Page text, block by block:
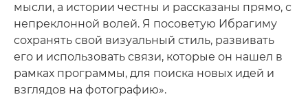
мысли, а истории честны и рассказаны прямо, с
непреклонной волей. Я посоветую Ибрагиму
сохранять свой визуальный стиль, развивать
его и использовать связи, которые он нашел в
рамках программы, для поиска новых идей и
взглядов на фотографию».